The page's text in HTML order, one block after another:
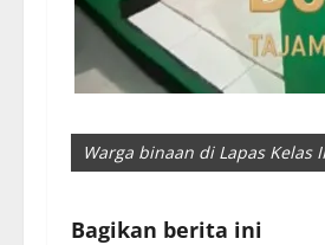
Warga binaan di Lapas Kelas
Bagikan berita ini